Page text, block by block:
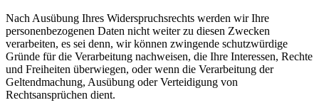
Nach Ausübung Ihres Widerspruchsrechts werden wir Ihre
personenbezogenen Daten nicht weiter zu diesen Zwecken
verarbeiten, es sei denn, wir können zwingende schutzwürdige
Gründe für die Verarbeitung nachweisen, die Ihre Interessen, Rechte
und Freiheiten überwiegen, oder wenn die Verarbeitung der
Geltendmachung, Ausübung oder Verteidigung von
Rechtsansprüchen dient.